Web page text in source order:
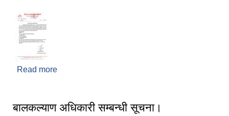
Read more
बालकल्याण अधिकारी सम्बन्धी सूचना।